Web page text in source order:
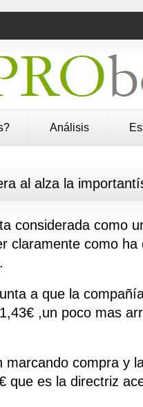
Análisis
al alza la
considerada como
claramente como ha
a que la
,un poco mas
marcando compra y
que es la directriz